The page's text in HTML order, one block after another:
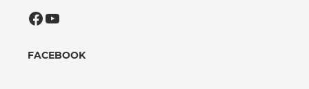
Facebook
YouTube
FACEBOOK